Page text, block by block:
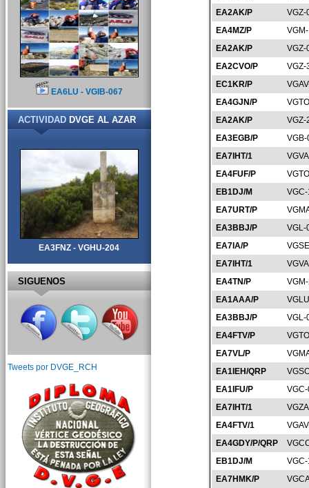
EA2AK/P
VGZ-
EA4MZ/P
EA2AK/P
VGZ-
EA2CVO/P
VGZ-
EC1KR/P
EA4GJN/P
EA2AK/P
VGZ-
EA3EGB/P
EA7IHT/1
EA4FUF/P
EB1DJ/M
EA7URT/P
EA3BBJ/P
VGL-
EA7IA/P
EA7IHT/1
EA4TN/P
EA1AAA/P
EA3BBJ/P
VGL-
EA4FTV/P
EA7VL/P
EA1IEH/QRP
EA1IFU/P
EA7IHT/1
EA4FTV/1
EA4GDY/P/QRP
EB1DJ/M
VGC-
EA7HMK/P
EA6LU - VGIB-067
ACTIVIDADDVGE AL AZAR
EA3FNZ - VGHU-204
SIGUENOS
Tweets por DVGE_RCH